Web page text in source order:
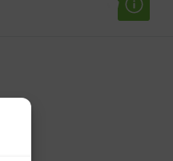
COMPLEX